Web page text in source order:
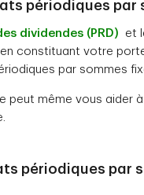
périodiques par
dividendes (PRD) et
constituant votre
par sommes
peut même vous aider
périodiques par